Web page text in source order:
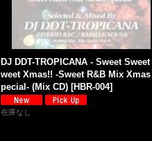
DJ DDT-TROPICANA - Sweet
weet Xmas!! -Sweet R&B Mix
pecial- (Mix CD) [HBR-004]
在庫なし